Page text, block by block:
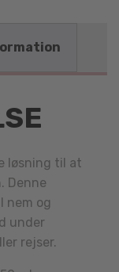
løsning til at
Denne
nem og
under
rejser.